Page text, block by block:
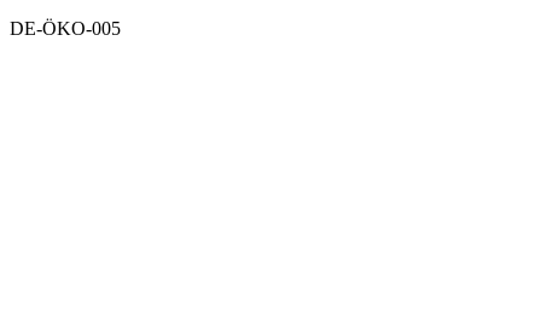
DE-ÖKO-005